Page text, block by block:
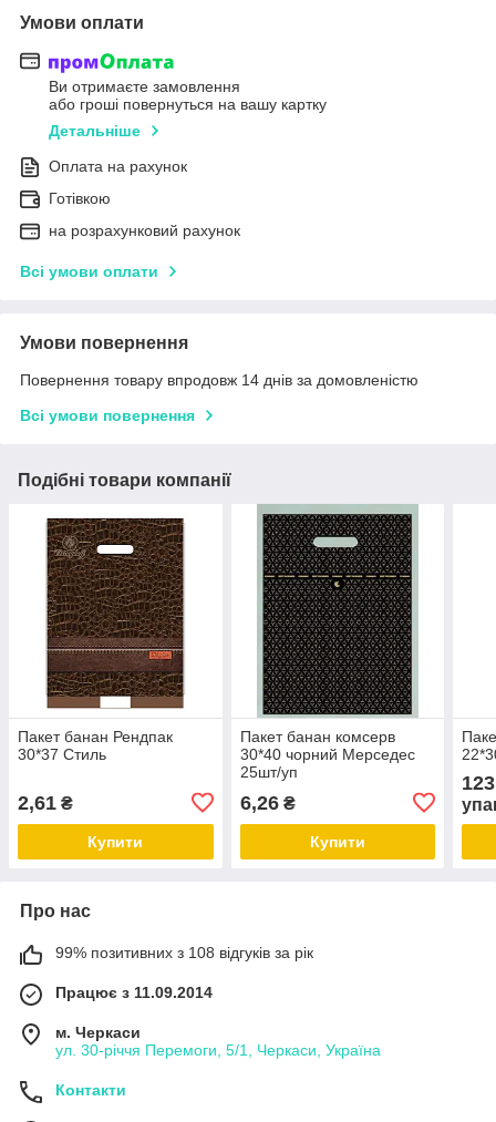
Умови оплати
Ви отримаєте замовлення
або гроші повернуться на вашу картку
Детальніше
Оплата на рахунок
Готівкою
на розрахунковий рахунок
Всі умови оплати
Умови повернення
Повернення товару впродовж 14 днів за домовленістю
Всі умови повернення
Подібні товари компанії
Пакет банан Рендпак
30*37 Стиль
2,61 ₴
Купити
Пакет банан комсерв
30*40 чорний Мерседес
25шт/уп
6,26₴
Купити
Про нас
99% позитивних з 108 відгуків за рік
Працює з 11.09.2014
м. Черкаси
ул. 30-рiччя Перемоги, 5/1, Черкаси, Україна
Контакти